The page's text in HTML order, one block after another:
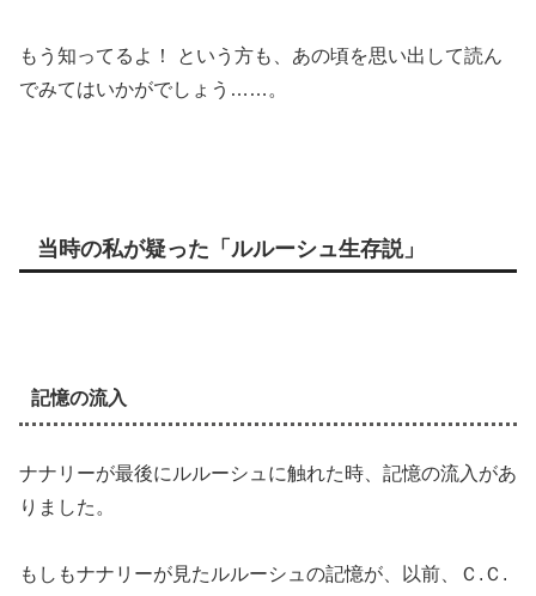
もう知ってるよ！ という方も、あの頃を思い出して読ん
でみてはいかがでしょう……。
当時の私が疑った「ルルーシュ生存説」
記憶の流入
ナナリーが最後にルルーシュに触れた時、記憶の流入があ
りました。
もしもナナリーが見たルルーシュの記憶が、以前、Ｃ.Ｃ.